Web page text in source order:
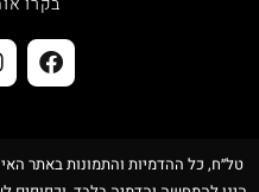
טל״ח, כל ההדמיות והתמונות באתר